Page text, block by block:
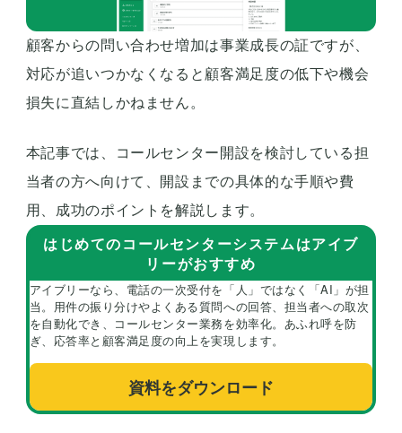
顧客からの問い合わせ増加は事業成長の証ですが、
対応が追いつかなくなると顧客満足度の低下や機会
損失に直結しかねません。
本記事では、コールセンター開設を検討している担
当者の方へ向けて、開設までの具体的な手順や費
用、成功のポイントを解説します。
はじめてのコールセンターシステムはアイブ
リーがおすすめ
アイブリーなら、電話の一次受付を「人」ではなく「AI」が担
当。用件の振り分けやよくある質問への回答、担当者への取次
を自動化でき、コールセンター業務を効率化。あふれ呼を防
ぎ、応答率と顧客満足度の向上を実現します。
資料をダウンロード